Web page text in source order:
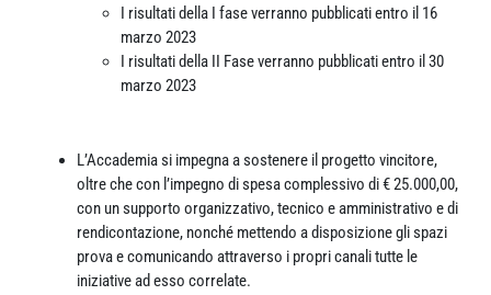
I risultati della I fase verranno pubblicati entro il 16
marzo 2023
I risultati della II Fase verranno pubblicati entro il 30
marzo 2023
L’Accademia si impegna a sostenere il progetto vincitore,
oltre che con l’impegno di spesa complessivo di € 25.000,00,
con un supporto organizzativo, tecnico e amministrativo e di
rendicontazione, nonché mettendo a disposizione gli spazi
prova e comunicando attraverso i propri canali tutte le
iniziative ad esso correlate.